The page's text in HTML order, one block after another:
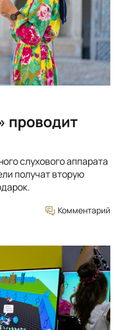
проводит
слухового аппарата
получат вторую
Комментарий